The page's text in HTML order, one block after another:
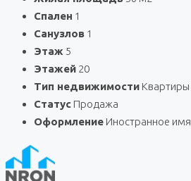
Спален 1
Санузлов 1
Этаж 5
Этажей 20
Тип недвижимости Квартиры
Статус Продажа
Оформление Иностранное имя